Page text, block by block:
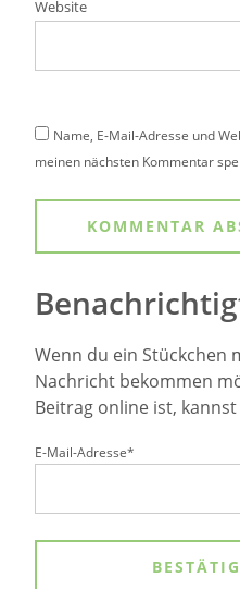
Website
Name, E-Mail-Adresse und
meinen nächsten Kommentar
Wenn du ein Stückchen
Nachricht bekommen
Beitrag online ist,
E-Mail-Adresse*